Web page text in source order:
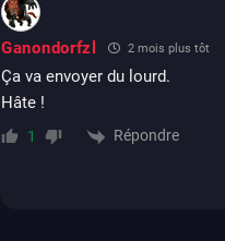
Ganondorfzl 2 mois plus tôt
Ça va envoyer du lourd.
Hâte !
1 Répondre